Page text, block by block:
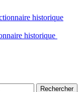
historique